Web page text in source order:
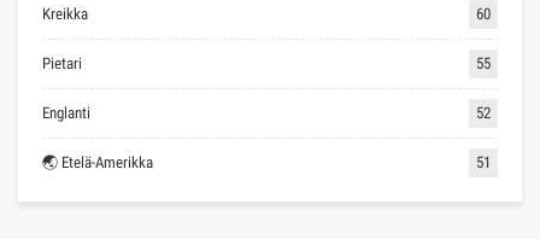
Kreikka 60
Pietari 55
Englanti 52
🌏 Etelä-Amerikka 51